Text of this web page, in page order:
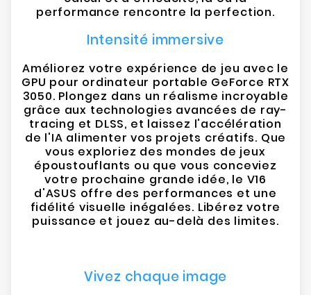
performance rencontre la perfection.
Intensité immersive
Améliorez votre expérience de jeu avec le
GPU pour ordinateur portable GeForce RTX
3050. Plongez dans un réalisme incroyable
grâce aux technologies avancées de ray-
tracing et DLSS, et laissez l'accélération
de l'IA alimenter vos projets créatifs. Que
vous exploriez des mondes de jeux
époustouflants ou que vous conceviez
votre prochaine grande idée, le V16
d'ASUS offre des performances et une
fidélité visuelle inégalées. Libérez votre
puissance et jouez au-delà des limites.
Vivez chaque image